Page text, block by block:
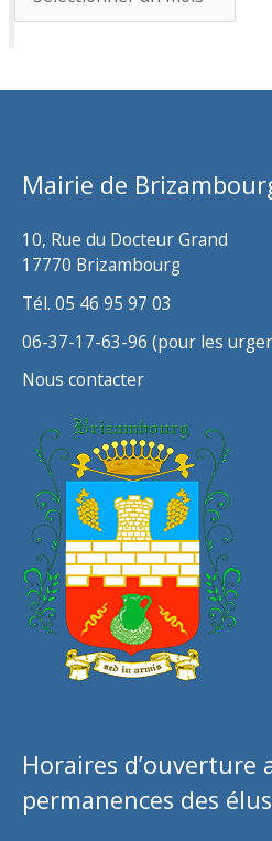
r
h
Mairie de
10, Rue du Docteur Grand
17770 Brizambourg
Tél. 05 46 95 97 03
06-37-17-63-96 (pour les
Nous contacter
Horaires d’ouverture
permanences des élus